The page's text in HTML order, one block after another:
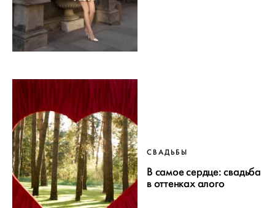
СВАДЬБЫ
В самое сердце: свадьба
в оттенках алого